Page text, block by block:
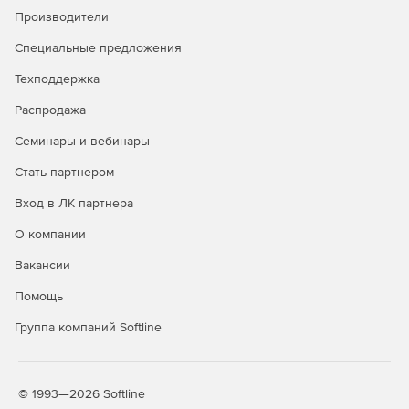
Все необходимое для повседневной работы находится в
USB 3.0 и гибридному аудиопорту, которые удобно
расположены на панели ввода-вывода корпуса.
Производители
Специальные предложения
Техподдержка
Распродажа
Семинары и вебинары
Стать партнером
Вход в ЛК партнера
О компании
Вакансии
Помощь
Группа компаний Softline
© 1993—2026 Softline